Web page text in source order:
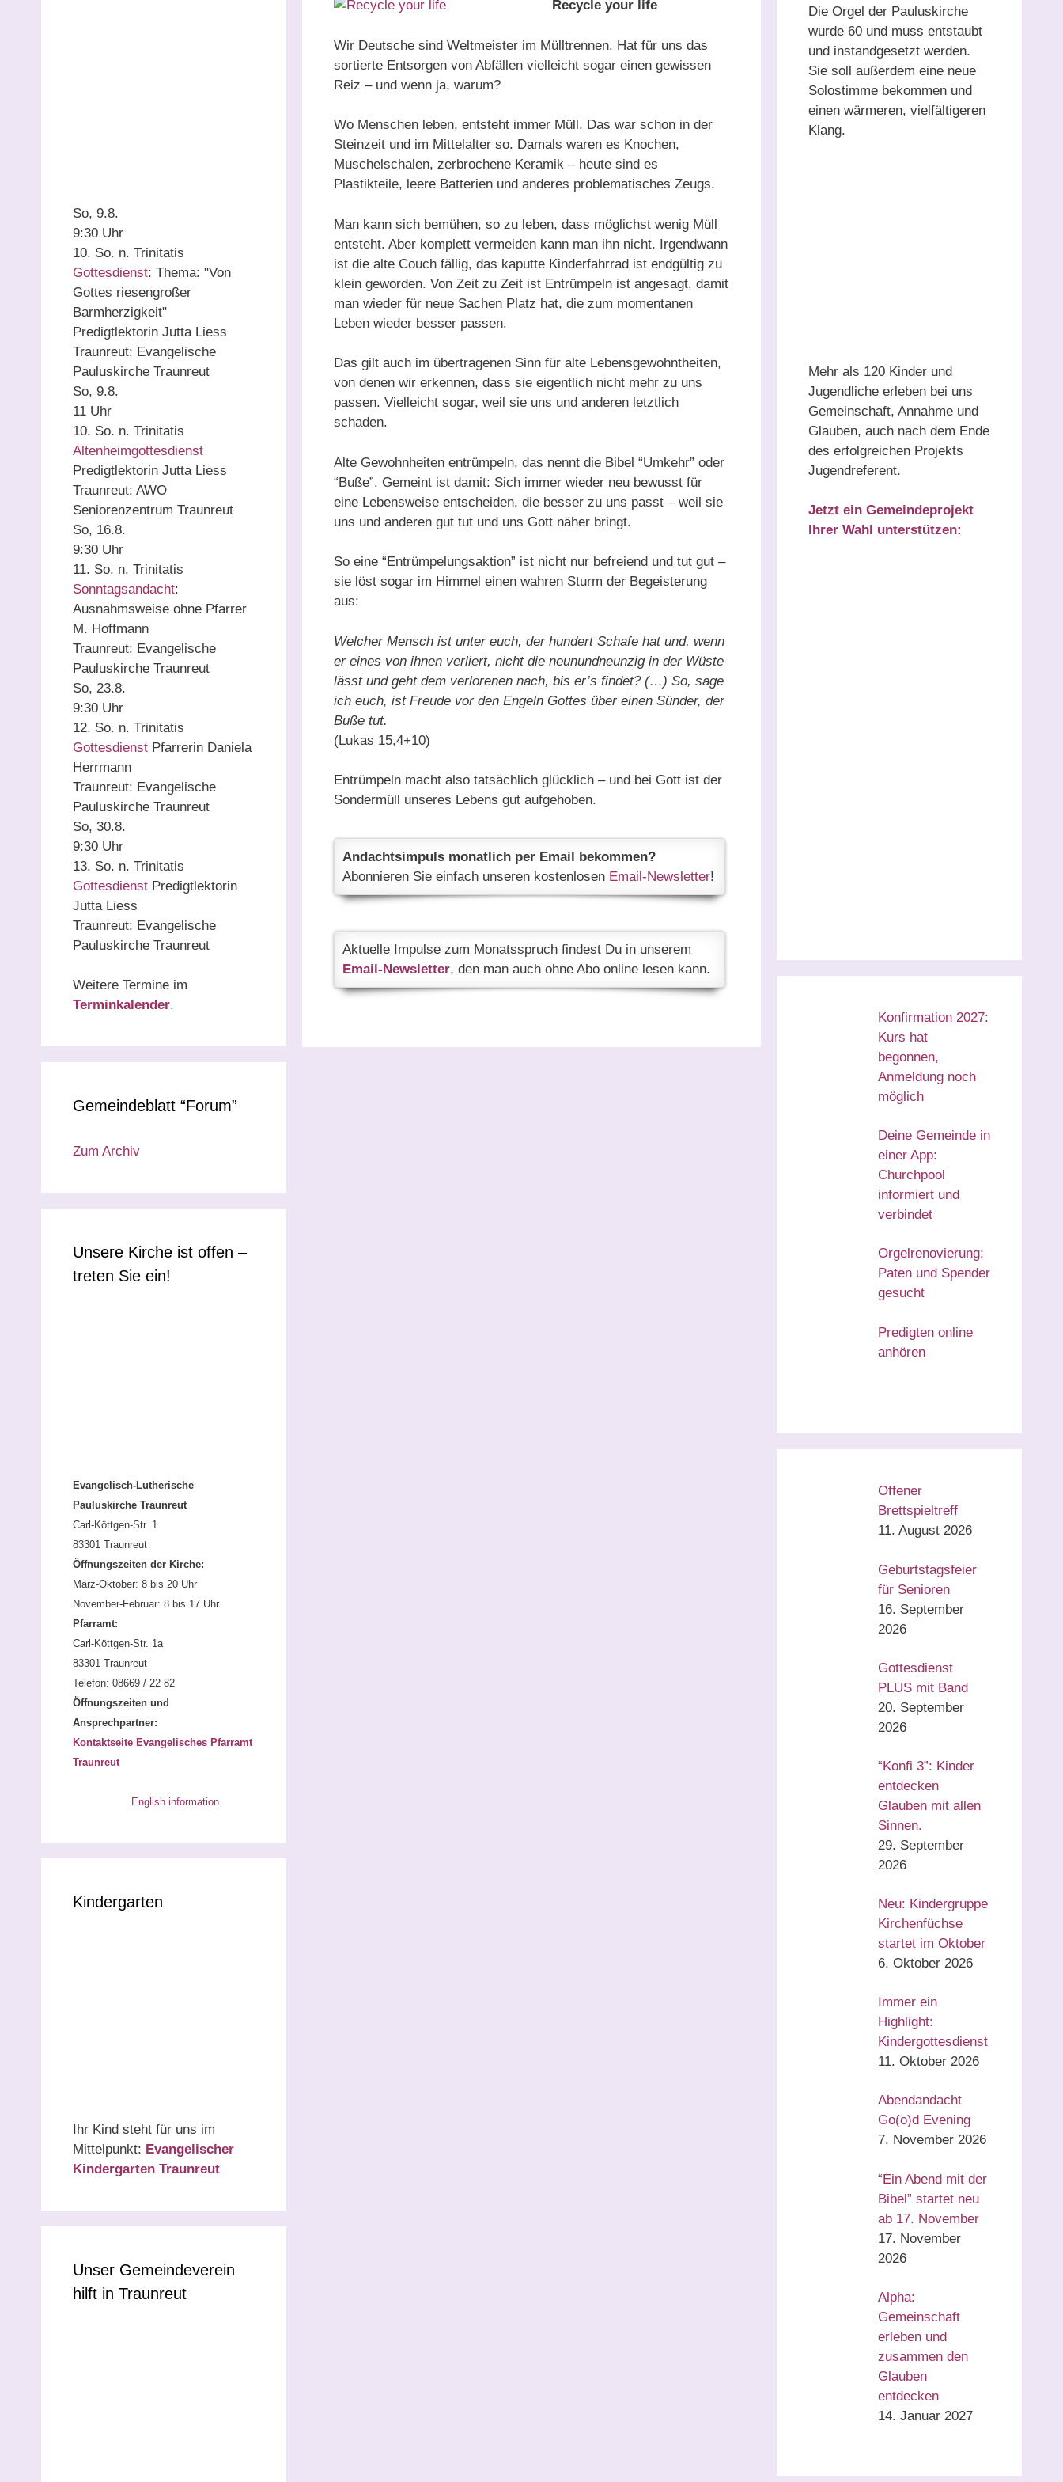
Recycle your life
Wir Deutsche sind Weltmeister im Mülltrennen. Hat für uns das
sortierte Entsorgen von Abfällen vielleicht sogar einen gewissen
Reiz – und wenn ja, warum?
Wo Menschen leben, entsteht immer Müll. Das war schon in der
Steinzeit und im Mittelalter so. Damals waren es Knochen,
Muschelschalen, zerbrochene Keramik – heute sind es
Plastikteile, leere Batterien und anderes problematisches Zeugs.
Man kann sich bemühen, so zu leben, dass möglichst wenig Müll
entsteht. Aber komplett vermeiden kann man ihn nicht. Irgendwann
ist die alte Couch fällig, das kaputte Kinderfahrrad ist endgültig zu
klein geworden. Von Zeit zu Zeit ist Entrümpeln ist angesagt, damit
man wieder für neue Sachen Platz hat, die zum momentanen
Leben wieder besser passen.
Das gilt auch im übertragenen Sinn für alte Lebensgewohntheiten,
von denen wir erkennen, dass sie eigentlich nicht mehr zu uns
passen. Vielleicht sogar, weil sie uns und anderen letztlich
schaden.
Alte Gewohnheiten entrümpeln, das nennt die Bibel “Umkehr” oder
“Buße”. Gemeint ist damit: Sich immer wieder neu bewusst für
eine Lebensweise entscheiden, die besser zu uns passt – weil sie
uns und anderen gut tut und uns Gott näher bringt.
So eine “Entrümpelungsaktion” ist nicht nur befreiend und tut gut –
sie löst sogar im Himmel einen wahren Sturm der Begeisterung
aus:
Welcher Mensch ist unter euch, der hundert Schafe hat und, wenn
er eines von ihnen verliert, nicht die neunundneunzig in der Wüste
lässt und geht dem verlorenen nach, bis er’s findet? (…) So, sage
ich euch, ist Freude vor den Engeln Gottes über einen Sünder, der
Buße tut.
(Lukas 15,4+10)
Entrümpeln macht also tatsächlich glücklich – und bei Gott ist der
Sondermüll unseres Lebens gut aufgehoben.
Andachtsimpuls monatlich per Email bekommen?
Abonnieren Sie einfach unseren kostenlosen Email-Newsletter!
Aktuelle Impulse zum Monatsspruch findest Du in unserem
Email-Newsletter, den man auch ohne Abo online lesen kann.
So, 9.8.
9:30 Uhr
10. So. n. Trinitatis
Gottesdienst: Thema: "Von
Gottes riesengroßer
Barmherzigkeit"
Predigtlektorin Jutta Liess
Traunreut: Evangelische
Pauluskirche Traunreut
So, 9.8.
11 Uhr
10. So. n. Trinitatis
Altenheimgottesdienst
Predigtlektorin Jutta Liess
Traunreut: AWO
Seniorenzentrum Traunreut
So, 16.8.
9:30 Uhr
11. So. n. Trinitatis
Sonntagsandacht:
Ausnahmsweise ohne Pfarrer
M. Hoffmann
Traunreut: Evangelische
Pauluskirche Traunreut
So, 23.8.
9:30 Uhr
12. So. n. Trinitatis
Gottesdienst Pfarrerin Daniela
Herrmann
Traunreut: Evangelische
Pauluskirche Traunreut
So, 30.8.
9:30 Uhr
13. So. n. Trinitatis
Gottesdienst Predigtlektorin
Jutta Liess
Traunreut: Evangelische
Pauluskirche Traunreut
Weitere Termine im
Terminkalender.
Gemeindeblatt “Forum”
Zum Archiv
Unsere Kirche ist offen –
treten Sie ein!
Evangelisch-Lutherische
Pauluskirche Traunreut
Carl-Köttgen-Str. 1
83301 Traunreut
Öffnungszeiten der Kirche:
März-Oktober: 8 bis 20 Uhr
November-Februar: 8 bis 17 Uhr
Pfarramt:
Carl-Köttgen-Str. 1a
83301 Traunreut
Telefon: 08669 / 22 82
Öffnungszeiten und
Ansprechpartner:
Kontaktseite Evangelisches Pfarramt
Traunreut
English information
Kindergarten
Ihr Kind steht für uns im
Mittelpunkt: Evangelischer
Kindergarten Traunreut
Unser Gemeindeverein
hilft in Traunreut
Die Orgel der Pauluskirche
wurde 60 und muss entstaubt
und instandgesetzt werden.
Sie soll außerdem eine neue
Solostimme bekommen und
einen wärmeren, vielfältigeren
Klang.
Mehr als 120 Kinder und
Jugendliche erleben bei uns
Gemeinschaft, Annahme und
Glauben, auch nach dem Ende
des erfolgreichen Projekts
Jugendreferent.
Jetzt ein Gemeindeprojekt
Ihrer Wahl unterstützen:
Konfirmation 2027:
Kurs hat
begonnen,
Anmeldung noch
möglich
Deine Gemeinde in
einer App:
Churchpool
informiert und
verbindet
Orgelrenovierung:
Paten und Spender
gesucht
Predigten online
anhören
Offener
Brettspieltreff
11. August 2026
Geburtstagsfeier
für Senioren
16. September
2026
Gottesdienst
PLUS mit Band
20. September
2026
“Konfi 3”: Kinder
entdecken
Glauben mit allen
Sinnen.
29. September
2026
Neu: Kindergruppe
Kirchenfüchse
startet im Oktober
6. Oktober 2026
Immer ein
Highlight:
Kindergottesdienst
11. Oktober 2026
Abendandacht
Go(o)d Evening
7. November 2026
“Ein Abend mit der
Bibel” startet neu
ab 17. November
17. November
2026
Alpha:
Gemeinschaft
erleben und
zusammen den
Glauben
entdecken
14. Januar 2027